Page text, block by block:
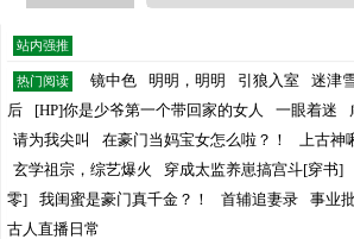
站内强推
热门阅读 镜中色 明明，明明 引狼入室 迷津
后
[HP]你是少爷第一个带回家的女人 一眼着迷
请为我尖叫
在豪门当妈宝女怎么啦？！ 上古神
玄学祖宗，综艺爆火
穿成太监养崽搞宫斗[穿书]
零]
我闺蜜是豪门真千金？！ 首辅追妻录 事业
古人直播日常